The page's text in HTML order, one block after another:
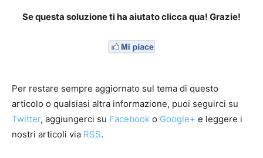
Se questa soluzione ti ha aiutato clicca qua! Grazie!
Per restare sempre aggiornato sul tema di questo
articolo o qualsiasi altra informazione, puoi seguirci su
Twitter, aggiungerci su Facebook o Google+ e leggere i
nostri articoli via RSS.